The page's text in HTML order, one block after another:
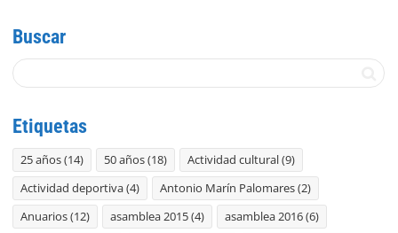
Buscar
Etiquetas
25 años(14) 50 años(18) Actividad cultural(9)
Actividad deportiva(4) Antonio Marín Palomares(2)
Anuarios(12) asamblea 2015(4) asamblea 2016(6)